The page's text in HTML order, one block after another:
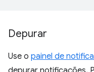
Depurar
Use o painel de